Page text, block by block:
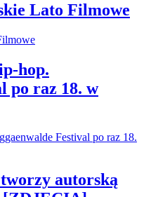
Lato Filmowe
hop.
po raz 18. w
tworzy autorską